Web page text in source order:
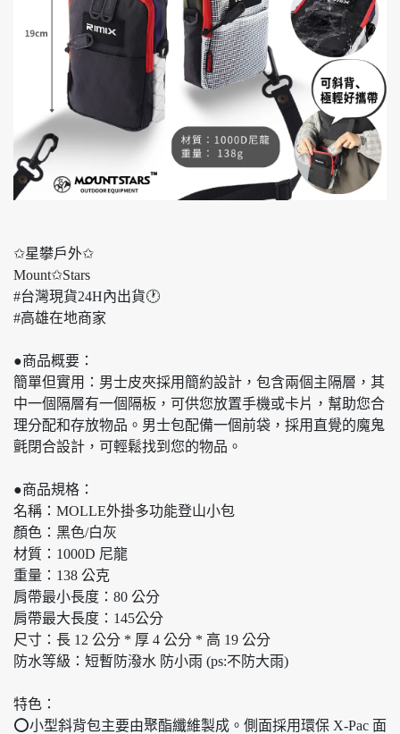
✩星攀戶外✩
Mount✩Stars
#台灣現貨24H內出貨🕐
#高雄在地商家
●商品概要：
簡單但實用：男士皮夾採用簡約設計，包含兩個主隔層，其
中一個隔層有一個隔板，可供您放置手機或卡片，幫助您合
理分配和存放物品。男士包配備一個前袋，採用直覺的魔鬼
氈閉合設計，可輕鬆找到您的物品。
●商品規格：
名稱：MOLLE外掛多功能登山小包
顏色：黑色/白灰
材質：1000D 尼龍
重量：138 公克
肩帶最小長度：80 公分
肩帶最大長度：145公分
尺寸：長 12 公分 * 厚 4 公分 * 高 19 公分
防水等級：短暫防潑水 防小雨 (ps:不防大雨)
特色：
⭕小型斜背包主要由聚酯纖維製成。側面採用環保 X-Pac 面